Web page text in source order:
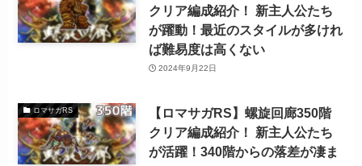
クリア編成紹介！ 新主人公たち
が躍動！最近のスタイルが多けれ
ば難易度は高くない
2024年9月22日
ロマサガRS
【ロマサガRS】螺旋回廊350階
クリア編成紹介！ 新主人公たち
が活躍！340階からの落差が凄ま